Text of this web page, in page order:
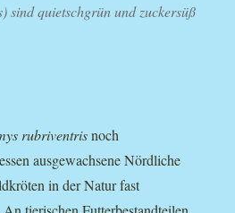
sind quietschgrün und zuckersüß
rubriventrisnoch
ausgewachsene Nördliche
in der Natur fast